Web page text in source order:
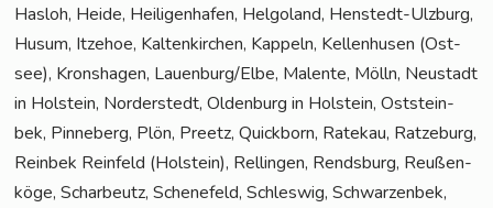
Has­loh, Hei­de, Hei­li­gen­ha­fen, Hel­go­land, Hen­stedt-Ulz­burg,
Husum, Itze­hoe, Kal­ten­kir­chen, Kap­peln, Kel­len­husen (Ost­
see), Kronsha­gen, Lauenburg/Elbe, Malen­te, Mölln, Neu­stadt
in Hol­stein, Nor­der­stedt, Olden­burg in Hol­stein, Ost­stein­
bek, Pin­ne­berg, Plön, Preetz, Quick­born, Rate­kau, Rat­ze­burg,
Rein­bek Rein­feld (Hol­stein), Rel­lin­gen, Rends­burg, Reu­ßen­
kö­ge, Schar­beutz, Sche­ne­feld, Schles­wig, Schwar­zen­bek,